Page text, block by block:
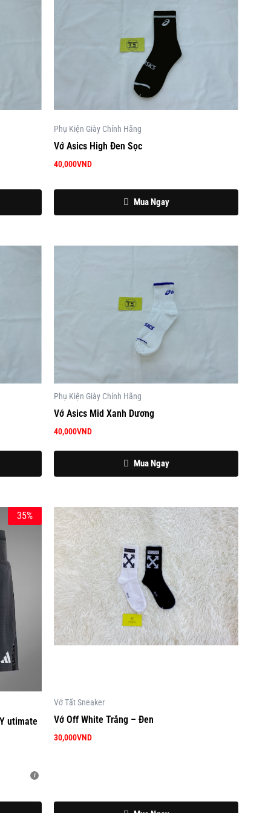
Phụ Kiện Giày Chính Hãng
Vớ Asics High Đen Sọc
40,000VND
Mua Ngay
Phụ Kiện Giày Chính Hãng
Vớ Asics Mid Xanh Dương
40,000VND
Mua Ngay
35%
utimate
Vớ Tất Sneaker
Vớ Off White Trắng – Đen
30,000VND